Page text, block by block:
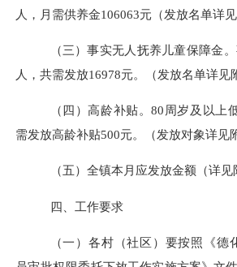
人，月需供养金106063元（发放名单详
（三）事实无人抚养儿童保障金。
人， 共需发放16978元。（发放名单详见
（四）高龄补贴。80 周岁及以上
需发放高龄补贴500元。（发放对象详见
（五） 全镇本月应发放金额（详见
四、工作要求
（一） 各村 （社区） 要按照《德